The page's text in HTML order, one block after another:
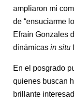
ampliaron mi
de “ensuciarme
Efraín Gonzales
dinámicas in situ
En el posgrado
quienes buscan
brillante